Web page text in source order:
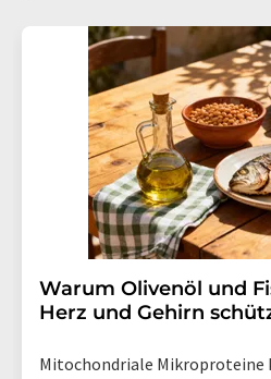
Warum Olivenöl und
Herz und Gehirn
Mitochondriale Mikroproteine